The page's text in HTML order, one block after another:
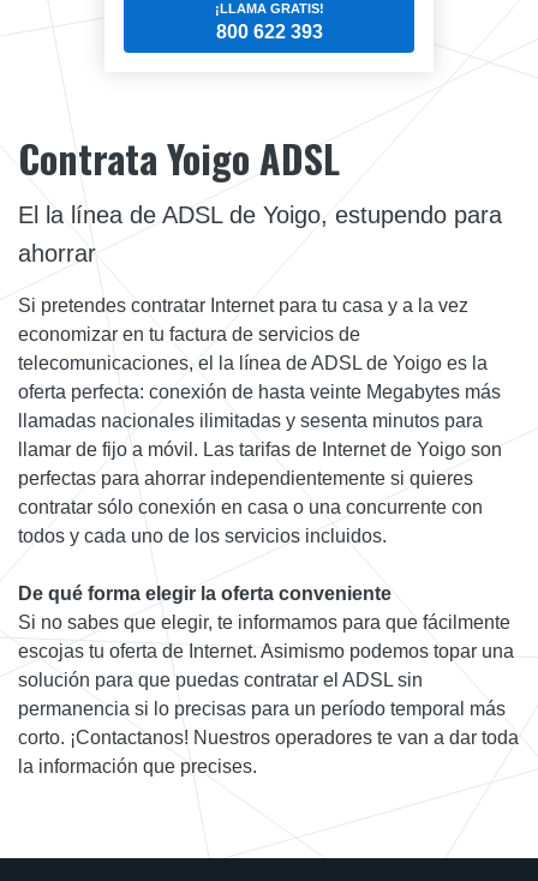
¡LLAMA GRATIS!
800 622 393
Contrata Yoigo ADSL
El la línea de ADSL de Yoigo, estupendo para
ahorrar
Si pretendes contratar Internet para tu casa y a la vez
economizar en tu factura de servicios de
telecomunicaciones, el la línea de ADSL de Yoigo es la
oferta perfecta: conexión de hasta veinte Megabytes más
llamadas nacionales ilimitadas y sesenta minutos para
llamar de fijo a móvil. Las tarifas de Internet de Yoigo son
perfectas para ahorrar independientemente si quieres
contratar sólo conexión en casa o una concurrente con
todos y cada uno de los servicios incluidos.
De qué forma elegir la oferta conveniente
Si no sabes que elegir, te informamos para que fácilmente
escojas tu oferta de Internet. Asimismo podemos topar una
solución para que puedas contratar el ADSL sin
permanencia si lo precisas para un período temporal más
corto. ¡Contactanos! Nuestros operadores te van a dar toda
la información que precises.